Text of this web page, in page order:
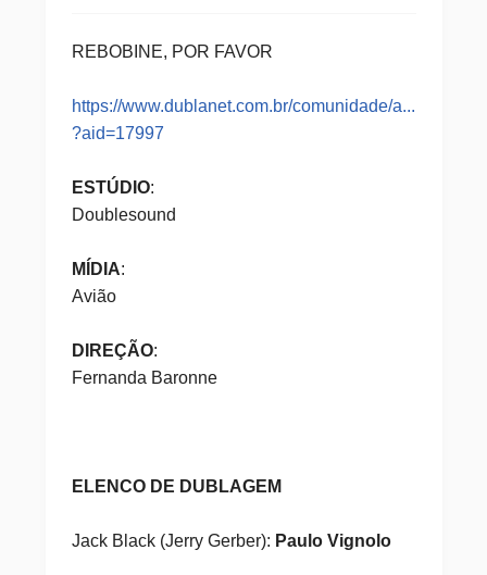
REBOBINE, POR FAVOR
https://www.dublanet.com.br/comunidade/a...
?aid=17997
ESTÚDIO:
Doublesound
MÍDIA:
Avião
DIREÇÃO:
Fernanda Baronne
ELENCO DE DUBLAGEM
Jack Black (Jerry Gerber): Paulo Vignolo